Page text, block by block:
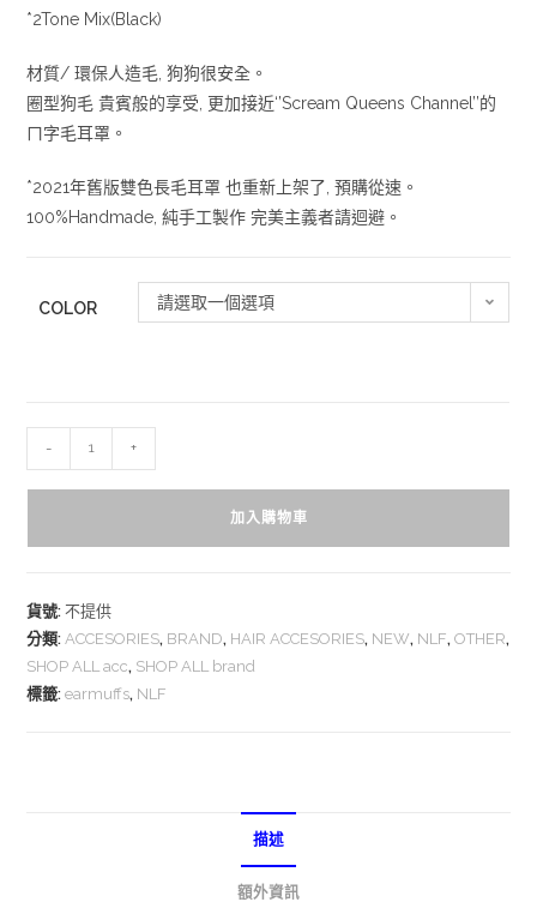
*2Tone Mix(Black)
材質/ 環保人造毛, 狗狗很安全。
圈型狗毛 貴賓般的享受, 更加接近‘’Scream Queens Channel’’的
ㄇ字毛耳罩。
*2021年舊版雙色長毛耳罩 也重新上架了, 預購從速。
100%Handmade, 純手工製作 完美主義者請迴避。
COLOR 請選取一個選項
- +
加入購物車
貨號:不提供
分類: ACCESORIES, BRAND, HAIR ACCESORIES, NEW, NLF,OTHER,
SHOP ALL acc, SHOP ALL brand
標籤:earmuffs, NLF
描述
額外資訊